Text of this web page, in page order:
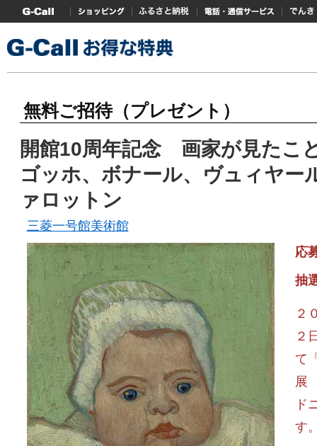
無料ご招待（プレゼント）
開館10周年記念 画家が見たこ
ゴッホ、ボナール、ヴュィヤー
ァロットン
三菱一号館美術館
応
抽
２
２
て
展
ド
す